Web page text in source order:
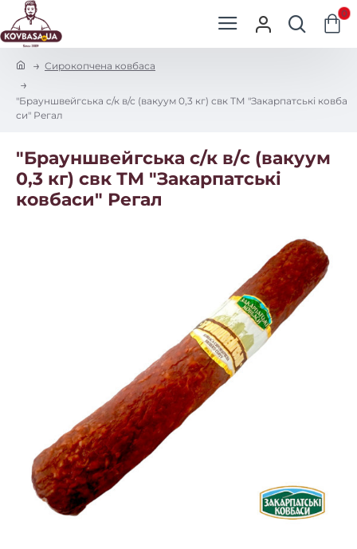
0
e
Сирокопчена ковбаса
"Брауншвейгська с/к в/с (вакуум 0,3 кг) свк ТМ "Закарпатські ковба
си" Регал
"Брауншвейгська с/к в/с (вакуум
0,3 кг) свк ТМ "Закарпатські
ковбаси" Регал